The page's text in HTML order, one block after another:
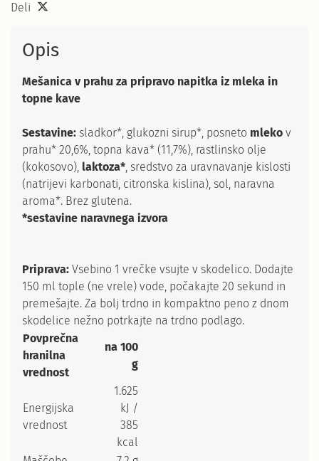
Deli
Opis
Mešanica v prahu za pripravo napitka iz mleka in
topne kave
Sestavine: sladkor*, glukozni sirup*, posneto mleko v
prahu* 20,6%, topna kava* (11,7%), rastlinsko olje
(kokosovo), laktoza*, sredstvo za uravnavanje kislosti
(natrijevi karbonati, citronska kislina), sol, naravna
aroma*. Brez glutena.
*sestavine naravnega izvora
Priprava: Vsebino 1 vrečke vsujte v skodelico. Dodajte
150 ml tople (ne vrele) vode, počakajte 20 sekund in
premešajte. Za bolj trdno in kompaktno peno z dnom
skodelice nežno potrkajte na trdno podlago.
Povprečna
hranilna
vrednost
na 100
g
Energijska
vrednost
1.625
kJ /
385
kcal